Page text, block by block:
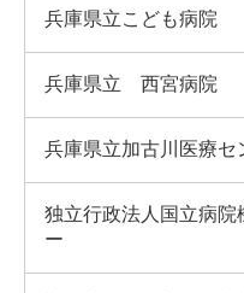
兵庫県立こども病院
兵庫県立 西宮病院
兵庫県立加古川医療セ
独立行政法人国立病院
ー